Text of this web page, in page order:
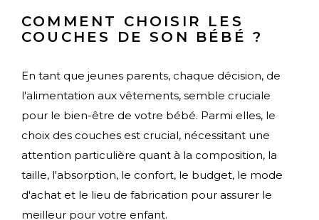
COMMENT CHOISIR LES
COUCHES DE SON BÉBÉ ?
En tant que jeunes parents, chaque décision, de
l'alimentation aux vêtements, semble cruciale
pour le bien-être de votre bébé. Parmi elles, le
choix des couches est crucial, nécessitant une
attention particulière quant à la composition, la
taille, l'absorption, le confort, le budget, le mode
d'achat et le lieu de fabrication pour assurer le
meilleur pour votre enfant.